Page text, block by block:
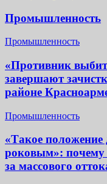
Промышленность
Промышленность
«Противник
завершают
районе
Промышленность
«Такое положение
роковым»: почему
за массового